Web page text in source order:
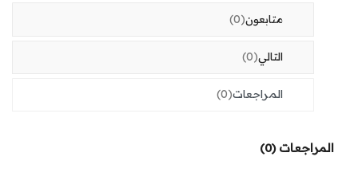
OMR (﷼)
متابعون(0)
التالي(0)
المراجعات(0)
المراجعات (0)